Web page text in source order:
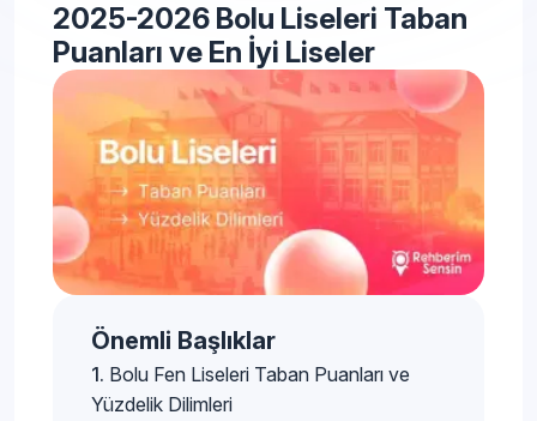
2025-2026 Bolu Liseleri Taban
Puanları ve En İyi Liseler
Önemli Başlıklar
Bolu Fen Liseleri Taban Puanları ve
Yüzdelik Dilimleri